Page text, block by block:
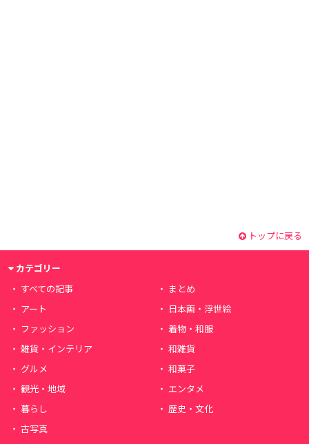
トップに戻る
カテゴリー
すべての記事
まとめ
アート
日本画・浮世絵
ファッション
着物・和服
雑貨・インテリア
和雑貨
グルメ
和菓子
観光・地域
エンタメ
暮らし
歴史・文化
古写真